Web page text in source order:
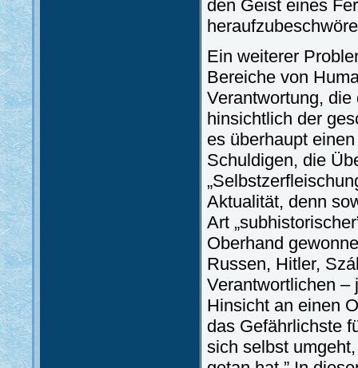
den Geist eines
Ein weiterer
Bereiche von
Verantwortung,
hinsichtlich der
es überhaupt
Schuldigen, die
Aktualität, denn
Art
Oberhand
Russen, Hitler,
Verantwortlichen –
Hinsicht an einen
das Gefährlichste
sich selbst